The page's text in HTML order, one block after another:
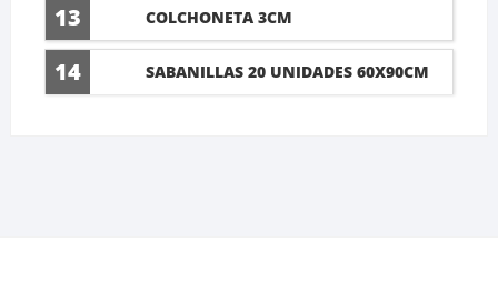
13 COLCHONETA 3CM
14 SABANILLAS 20 UNIDADES 60X90CM